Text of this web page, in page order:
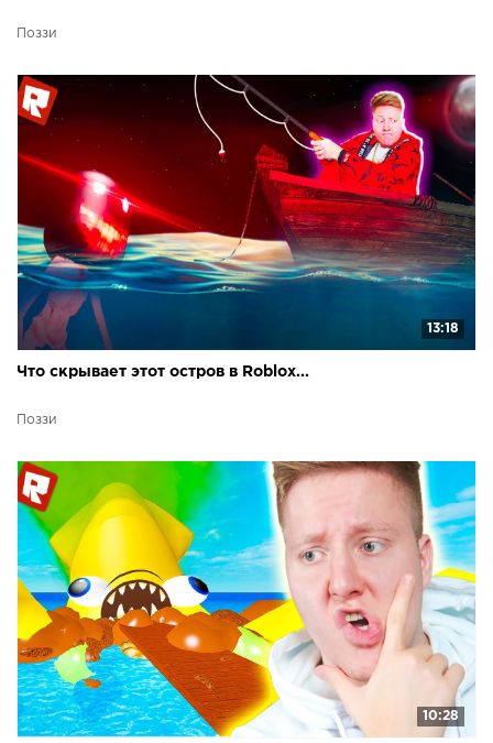
Поззи
13:18
Что скрывает этот остров в Roblox...
Поззи
10:28